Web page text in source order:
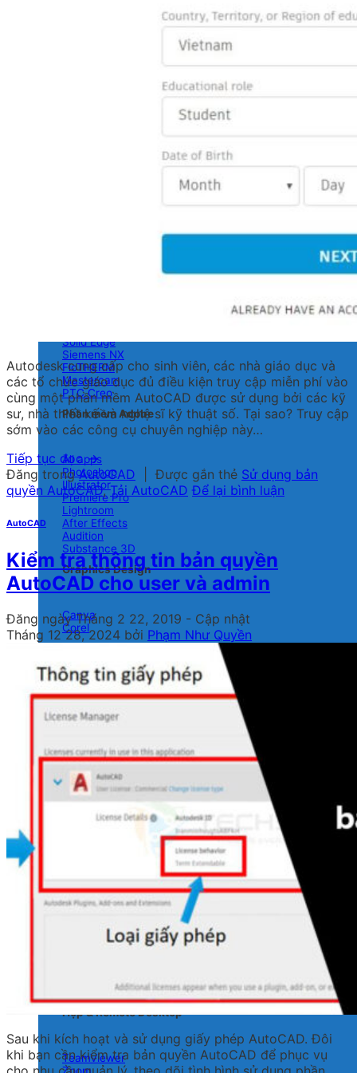
Phần mềm CAD/CAM cao cấp
Solid Edge
Siemens NX
FloTHERM
Mastercam
PTC Creo
Phần mềm Adobe
All apps
Photoshop
Illustrator
Premiere Pro
Lightroom
After Effects
Audition
Substance 3D
Graphics Design
Canva
Corel
Đồ họa 3D và hoạt hình
3ds Max
Phần mềm Render
Chaos Enscape
Phần mềm Microsoft
Windows 11
Microsoft 365
Visual Studio
Họp & Remote Desktop
TeamViewer
Zoom
Autodesk cung cấp cho sinh viên, các nhà giáo dục và
các tổ chức giáo dục đủ điều kiện truy cập miễn phí vào
cùng một phần mềm AutoCAD được sử dụng bởi các kỹ
sư, nhà thiết kế và nghệ sĩ kỹ thuật số. Tại sao? Truy cập
sớm vào các công cụ chuyên nghiệp này…
Tiếp tục đọc→
Đăng trongAutoCAD Được gắn thẻ Sử dụng bản
quyền AutoCAD,Tải AutoCAD Để lại bình luận
AutoCAD
Kiểm tra thông tin bản quyền
AutoCAD cho user và admin
Đăng ngàyTháng 2 22, 2019 - Cập nhật
Tháng 12 28, 2024 bởi Phạm Như Quyền
Sau khi kích hoạt và sử dụng giấy phép AutoCAD. Đôi
khi bạn cần kiểm tra bản quyền AutoCAD để phục vụ